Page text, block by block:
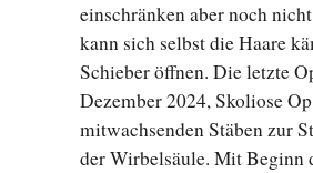
einschränken aber noch
kann sich selbst die Haare
Schieber öffnen. Die letzte
Dezember 2024, Skoliose
mitwachsenden Stäben zur
der Wirbelsäule. Mit Beginn